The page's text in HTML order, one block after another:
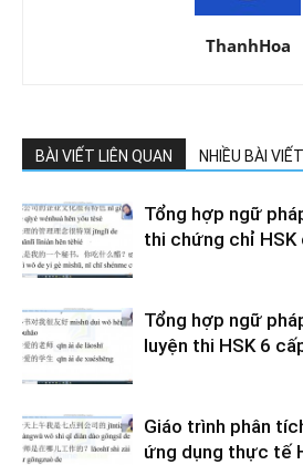
ThanhHoa
BÀI VIẾT LIÊN QUAN NHIỀU BÀI
Tổng hợp ngữ
thi chứng chỉ HSK
Tổng hợp ngữ
luyện thi HSK 6
Giáo trình phân
ứng dụng thực tế